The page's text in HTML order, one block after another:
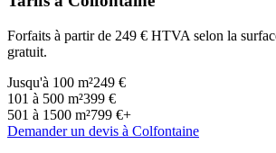
Forfaits à partir de 249 € HTVA selon la
gratuit.
Jusqu'à 100 m²249 €
101 à 500 m²399 €
501 à 1500 m²799 €+
Demander un devis à Colfontaine